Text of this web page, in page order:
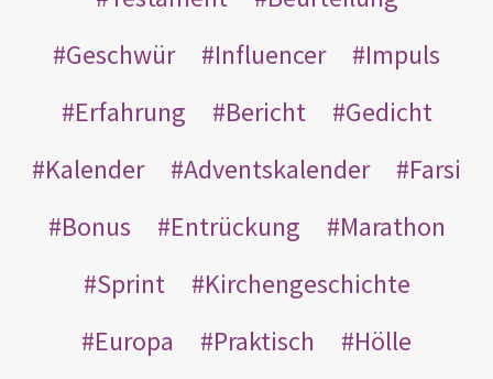
Geschwür
Influencer
Impuls
Erfahrung
Bericht
Gedicht
Kalender
Adventskalender
Farsi
Bonus
Entrückung
Marathon
Sprint
Kirchengeschichte
Europa
Praktisch
Hölle